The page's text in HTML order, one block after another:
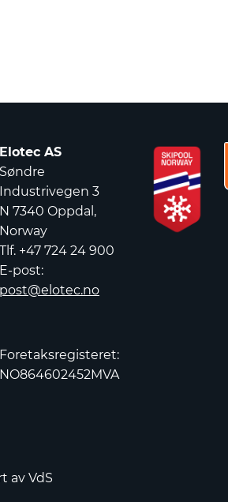
Elotec AS
Søndre
Industrivegen 3
N 7340 Oppdal,
Norway
Tlf. +47 724 24 900
E-post:
post@elotec.no
Foretaksregisteret:
NO864602452MVA
av VdS